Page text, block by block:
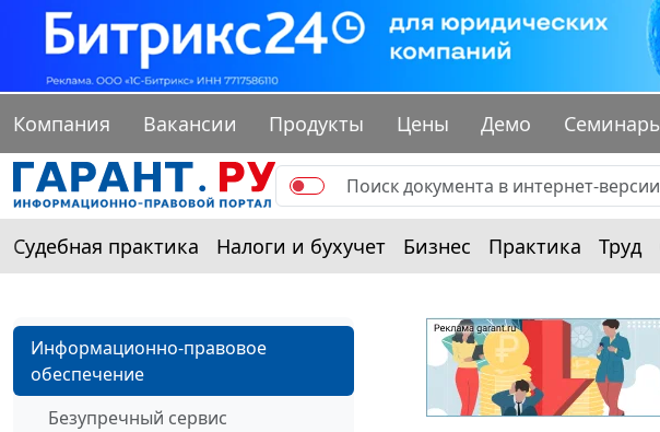
Компания Вакансии Продукты Цены Демо
Судебная практика Налоги и бухучет Бизнес Практика Труд
Информационно-правовое
обеспечение
Безупречный сервис